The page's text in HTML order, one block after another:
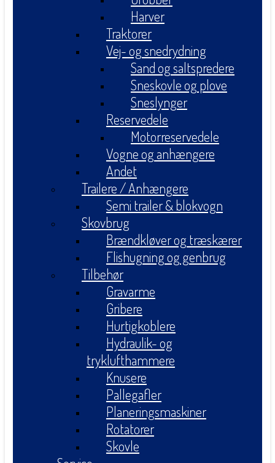
Harver
Traktorer
Vej- og snedrydning
Sand og saltspredere
Sneskovle og plove
Sneslynger
Reservedele
Motorreservedele
Vogne og anhængere
Andet
Trailere / Anhængere
Semi trailer & blokvogn
Skovbrug
Brændkløver og træskærer
Flishugning og genbrug
Tilbehør
Gravarme
Gribere
Hurtigkoblere
Hydraulik- og
tryklufthammere
Knusere
Pallegafler
Planeringsmaskiner
Rotatorer
Skovle